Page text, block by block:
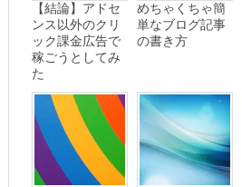
【結論】アドセ
ンス以外のクリ
ック課金広告で
稼ごうとしてみ
た
めちゃくちゃ簡
単なブログ記事
の書き方